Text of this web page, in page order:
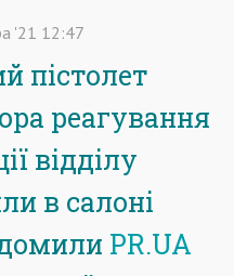
'21 12:47
пістолет
реагування
відділу
в салоні
PR.UA